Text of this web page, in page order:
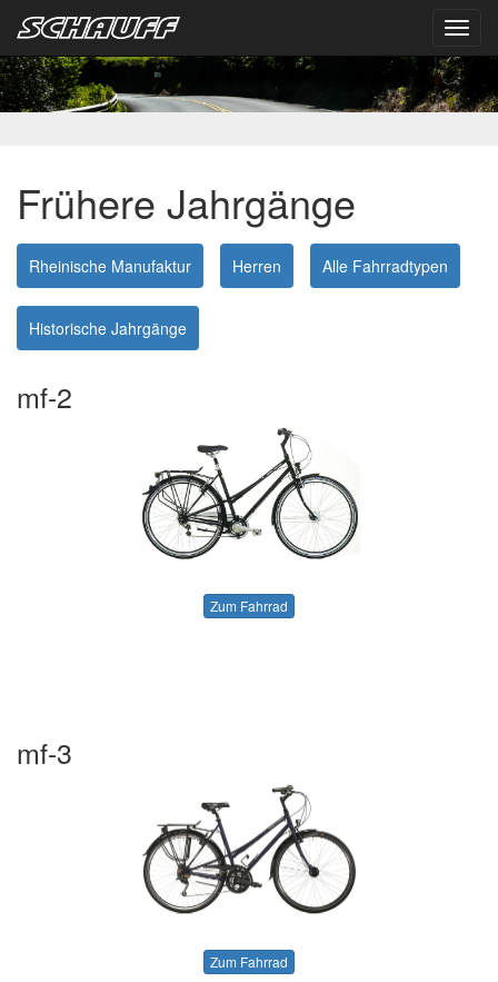
Frühere Jahrgänge
Rheinische Manufaktur Herren Alle Fahrradtypen
Historische Jahrgänge
mf-2
Zum Fahrrad
mf-3
Zum Fahrrad